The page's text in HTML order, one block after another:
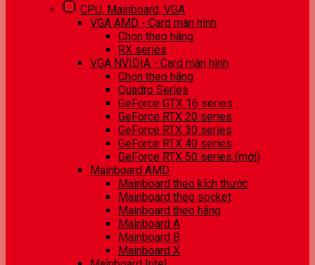
CPU, Mainboard, VGA
VGA AMD - Card màn hình
Chọn theo hãng
RX series
VGA NVIDIA - Card màn hình
Chọn theo hãng
Quadro Series
GeForce GTX 16 series
GeForce RTX 20 series
GeForce RTX 30 series
GeForce RTX 40 series
GeForce RTX 50 series (mới)
Mainboard AMD
Mainboard theo kích thước
Mainboard theo socket
Mainboard theo hãng
Mainboard A
Mainboard B
Mainboard X